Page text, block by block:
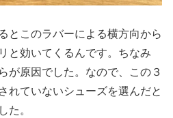
とこのラバーによる横方向から
と効いてくるんです。ちなみ
が原因でした。なので、この３
れていないシューズを選んだと
た。